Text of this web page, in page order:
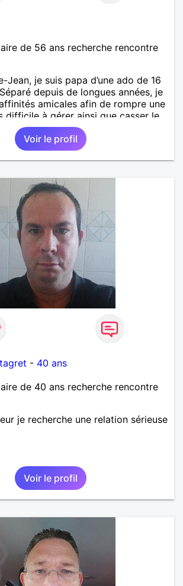
de 56 ans recherche rencontre
Jean, je suis papa d’une ado de 16
depuis de longues années, je
amicales afin de rompre une
difficile à gérer ainsi que casser le
reste extrêmement
yeux mais peut se décliner en des
puissants. « Le temps fera son
Schopenhauer, philosophe
locace. Je suis bourré de qualités
défauts. Je suis altruiste,
attentionné, honnête,
de caractère et compréhensif : je
beaucoup de choses. Mais ne vous
Mesdames, si une personne que
une fois, il n’y aura pas de seconde
à « vitam eternam ».
un tout petit peu maniaque ainsi
de faire des efforts. Rien de
! Du moins je le pense……Je suis un
vivre. À vous si vous le souhaitez,
connaître davantage. J’en serai
je l’espère.
Voir le profil
- 40 ans
de 40 ans recherche rencontre
je recherche une relation sérieuse
Voir le profil